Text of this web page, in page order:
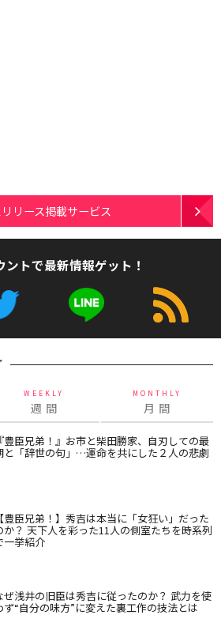
リース掲載サービス
ントで最新情報ゲット！
WEEKLY
週 間
MONTHLY
月 間
『豊臣兄弟！』お市と柴田勝家、自刃しての最
と「辞世の句」…運命を共にした２人の悲劇
【豊臣兄弟！】秀吉は本当に「女狂い」だった
か？ 天下人を彩った11人の側室たちを時系列
一挙紹介
ぜ浅井の旧臣は秀吉に従ったのか？ 武力を使
ず“自分の味方”に変えた裏工作の技法とは